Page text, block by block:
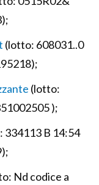
(lotto: 608031..0
(lotto:
);
334113 B 14:54
Nd codice a